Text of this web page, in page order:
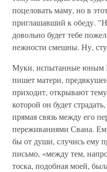
поцеловать маму, но в
приглашавший к обеду.
довольно будет тебе
нежности смешны. Ну,
Муки, испытанные юным
пишет матери,
приходит, открывают
которой он будет
прямая связь между его
переживаниями Свана.
бы от души, случись ему
письмо, «между тем,
тоска, подобная моей,